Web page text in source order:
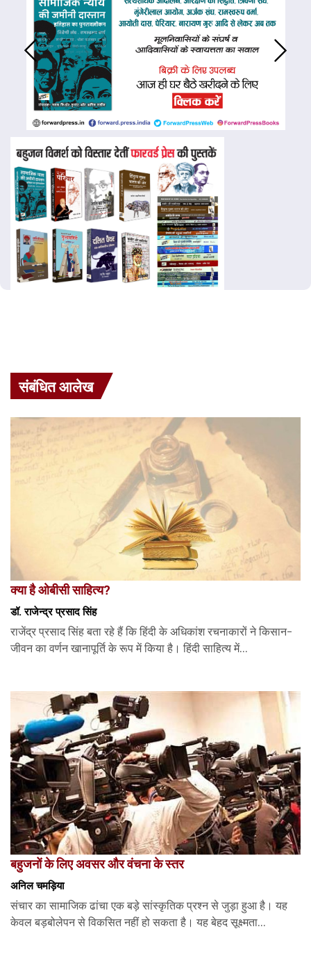
संबंधित आलेख
क्या है ओबीसी साहित्य?
डॉ. राजेन्द्र प्रसाद सिंह
राजेंद्र प्रसाद सिंह बता रहे हैं कि हिंदी के अधिकांश रचनाकारों ने किसान-
जीवन का वर्णन खानापूर्ति के रूप में किया है। हिंदी साहित्य में...
बहुजनों के लिए अवसर और वंचना के स्तर
अनिल चमड़िया
संचार का सामाजिक ढांचा एक बड़े सांस्कृतिक प्रश्न से जुड़ा हुआ है। यह
केवल बड़बोलेपन से विकसित नहीं हो सकता है। यह बेहद सूक्ष्मता...